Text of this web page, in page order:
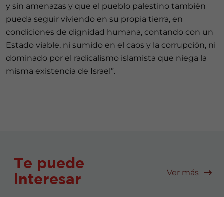
y sin amenazas y que el pueblo palestino también
pueda seguir viviendo en su propia tierra, en
condiciones de dignidad humana, contando con un
Estado viable, ni sumido en el caos y la corrupción, ni
dominado por el radicalismo islamista que niega la
misma existencia de Israel”.
Te puede
interesar
Ver más